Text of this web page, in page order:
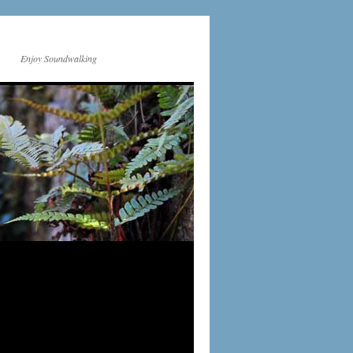
Enjoy Soundwalking